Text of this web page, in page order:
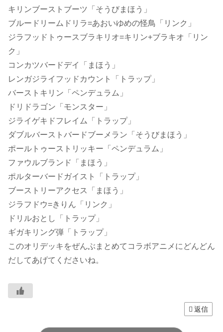
キリンブーストブーツ「そうびまほう」
ブルードリームドリラ=あおいゆめの怪鳥「リンク」
ジラフッドトゥースブラキリオ=キリン+ブラキオ「リン
ク」
コンカツバードデイ「まほう」
レンガジライフッドカウント「トラップ」
バーストキリン「ペンデュラム」
ドリドラゴン「モンスター」
ジライゲキドフレイム「トラップ」
ダブルバーストバードブーメラン「そうびまほう」
ポールトゥーストリッキー「ペンデュラム」
ファウルブランド「まほう」
ポルターバードガイスト「トラップ」
ブーストリーアクセス「まほう」
ジラフドウ=きりん「リンク」
ドリルおとし「トラップ」
ギガキリング弾「トラップ」
このオリデッキをぜんぶまとめてコラボアニメにどんどん
だしてあげてくださいね。
返信